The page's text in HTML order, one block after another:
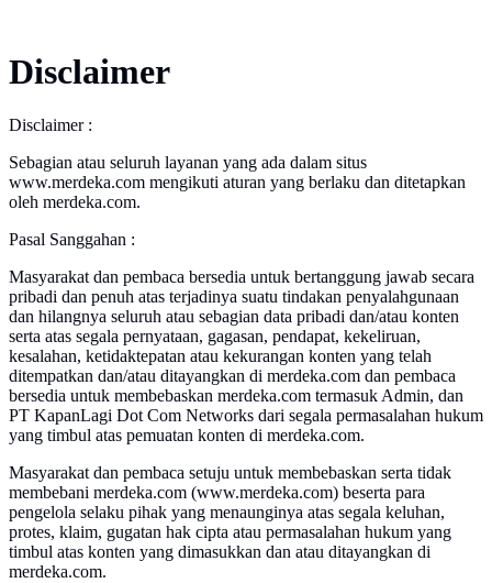
Disclaimer
Disclaimer :
Sebagian atau seluruh layanan yang ada dalam situs
www.merdeka.com mengikuti aturan yang berlaku dan ditetapkan
oleh merdeka.com.
Pasal Sanggahan :
Masyarakat dan pembaca bersedia untuk bertanggung jawab secara
pribadi dan penuh atas terjadinya suatu tindakan penyalahgunaan
dan hilangnya seluruh atau sebagian data pribadi dan/atau konten
serta atas segala pernyataan, gagasan, pendapat, kekeliruan,
kesalahan, ketidaktepatan atau kekurangan konten yang telah
ditempatkan dan/atau ditayangkan di merdeka.com dan pembaca
bersedia untuk membebaskan merdeka.com termasuk Admin, dan
PT KapanLagi Dot Com Networks dari segala permasalahan hukum
yang timbul atas pemuatan konten di merdeka.com.
Masyarakat dan pembaca setuju untuk membebaskan serta tidak
membebani merdeka.com (www.merdeka.com) beserta para
pengelola selaku pihak yang menaunginya atas segala keluhan,
protes, klaim, gugatan hak cipta atau permasalahan hukum yang
timbul atas konten yang dimasukkan dan atau ditayangkan di
merdeka.com.